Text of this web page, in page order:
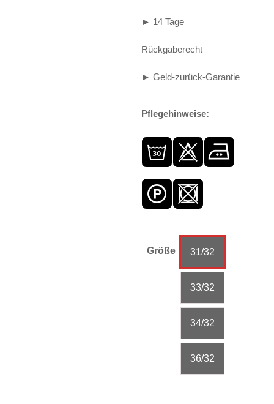
► 14 Tage
Rückgaberecht
► Geld-zurück-Garantie
Pflegehinweise:
Größe 31/32
33/32
34/32
36/32